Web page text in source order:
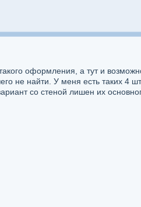
оформления, а тут и
не найти. У меня есть таких 4
со стеной лишен их